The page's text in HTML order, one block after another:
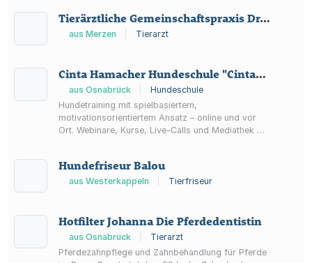
Einrichtungen.
Tierärztliche Gemeinschaftspraxis Dr. med. vet. Gisela Heuer & Alejandro Heuer
aus Merzen Tierarzt
Cinta Hamacher Hundeschule "CintaDogs"
aus Osnabrück
Hundeschule
Hundetraining mit spielbasiertem,
motivationsorientiertem Ansatz – online und vor
Ort. Webinare, Kurse, Live-Calls und Mediathek mit
Hundefriseur Balou
aus Westerkappeln Tierfriseur
Hotfilter Johanna Die Pferdedentistin
aus Osnabrück
Tierarzt
Pferdezahnpflege und Zahnbehandlung für Pferde